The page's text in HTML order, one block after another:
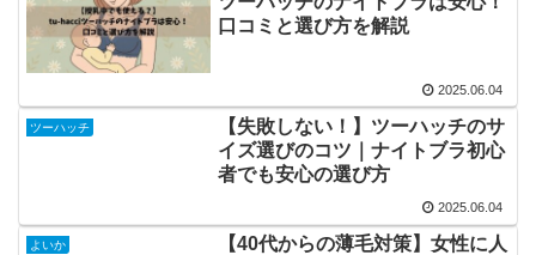
口コミと選び方を解説
2025.06.04
ツーハッチ
【失敗しない！】ツーハッチのサ
イズ選びのコツ｜ナイトブラ初心
者でも安心の選び方
2025.06.04
よいか
【40代からの薄毛対策】女性に人